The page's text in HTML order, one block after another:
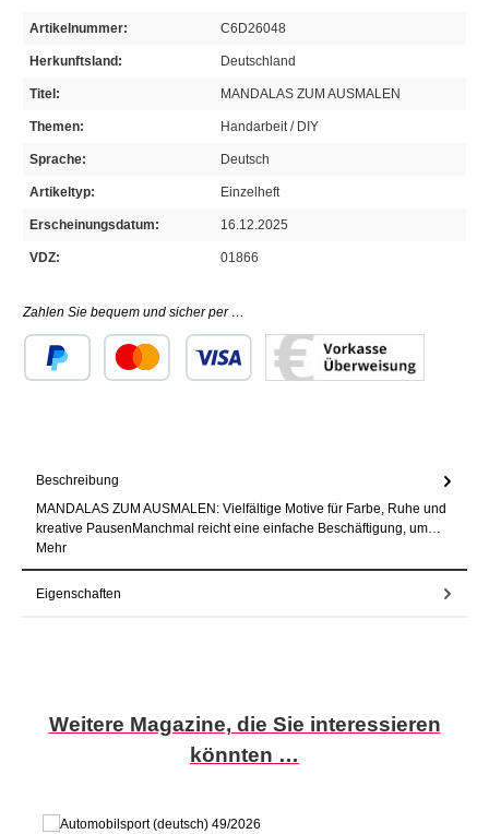
Artikelnummer: C6D26048
Herkunftsland: Deutschland
Titel: MANDALAS ZUM AUSMALEN
Themen: Handarbeit / DIY
Sprache: Deutsch
Artikeltyp: Einzelheft
Erscheinungsdatum: 16.12.2025
VDZ: 01866
Zahlen Sie bequem und sicher per …
Beschreibung
MANDALAS ZUM AUSMALEN: Vielfältige Motive für Farbe, Ruhe und
kreative PausenManchmal reicht eine einfache Beschäftigung, um…
Mehr
Eigenschaften
Produktgalerie überspringen
Weitere Magazine, die Sie interessieren
könnten …